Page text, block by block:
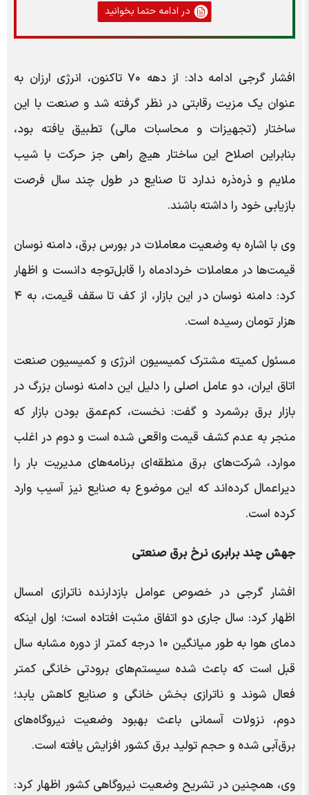
در ادامه حتما بخوانید
افشار گرجی ادامه داد: از دهه ۷۰ تاکنون، انرژی ارزان به
عنوان یک مزیت رقابتی در نظر گرفته شد و صنعت با این
ساختار (تجهیزات و محاسبات مالی) تطبیق یافته بود،
بنابراین اصلاح این ساختار هیچ راهی جز حرکت با شیب
ملایم و ذره‌ذره ندارد تا صنایع در طول چند سال فرصت
بازیابی خود را داشته باشند.
وی با اشاره به وضعیت معاملات در بورس برق، دامنه نوسان
قیمت‌ها در معاملات خردادماه را قابل‌توجه دانست و اظهار
کرد: دامنه نوسان در این بازار، از کف تا سقف قیمت، به ۴
هزار تومان رسیده است.
مسئول کمیته مشترک کمیسیون انرژی و کمیسیون صنعت
اتاق ایران، دو عامل اصلی را دلیل این دامنه نوسان بزرگ در
بازار برق برشمرد و گفت: نخست، کم‌عمق بودن بازار که
منجر به عدم کشف قیمت واقعی شده است و دوم در اغلب
موارد، شرکت‌های برق منطقه‌ای برنامه‌های مدیریت بار را
دیراعمال کرده‌اند که این موضوع به صنایع نیز آسیب وارد
کرده است.
جهش چند برابری نرخ برق صنعتی
افشار گرجی در خصوص عوامل بازدارنده ناترازی امسال
اظهار کرد: سال جاری دو اتفاق مثبت افتاده است؛ اول اینکه
دمای هوا به طور میانگین ۱۰ درجه کمتر از دوره مشابه سال
قبل است که باعث شده سیستم‌های برودتی خانگی کمتر
فعال شوند و ناترازی بخش خانگی و صنایع کاهش یابد؛
دوم، نزولات آسمانی باعث بهبود وضعیت نیروگاه‌های
برق‌آبی شده و حجم تولید برق کشور افزایش یافته است.
وی، همچنین در تشریح وضعیت نیروگاهی کشور اظهار کرد: